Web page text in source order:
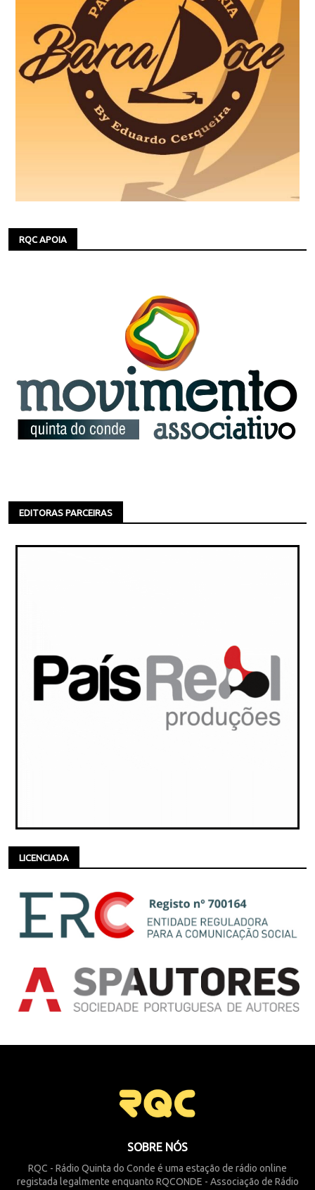
RQC APOIA
EDITORAS PARCEIRAS
LICENCIADA
SOBRE NÓS
RQC - Rádio Quinta do Conde é uma estação de rádio online
registada legalmente enquanto RQCONDE - Associação de Rádio